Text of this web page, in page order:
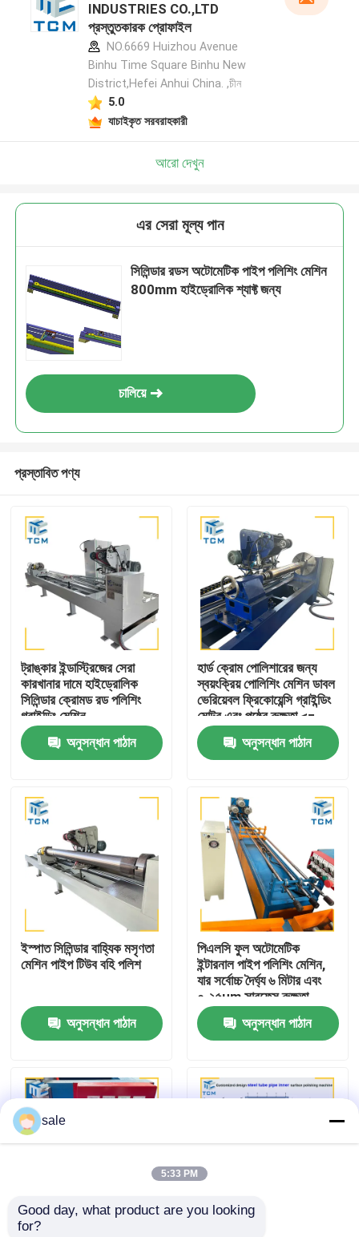
পণ্য
আমাদের সম্বন্ধে
গুণমান নিয়ন্ত্রণ
আমাদের সাথে যোগাযোগ করুন
খবর
মামলা
ট্যাংক পোলিশিং মেশিন
INDUSTRIES CO.,LTD
প্রস্তুতকারক প্রোফাইল
NO.6669 Huizhou Avenue
Binhu Time Square Binhu New
District,Hefei Anhui China. ,চীন
5.0
যাচাইকৃত সরবরাহকারী
আরো দেখুন
এর সেরা মূল্য পান
সিলিন্ডার রডস অটোমেটিক পাইপ পলিশিং মেশিন
800mm হাইড্রোলিক শ্যাফ্ট জন্য
চালিয়ে
প্রস্তাবিত পণ্য
ট্রাঙ্কার ইন্ডাস্ট্রিজের সেরা
কারখানার দামে হাইড্রোলিক
সিলিন্ডার ক্রোমড রড পলিশিং
গ্রাইন্ডিং মেশিন
অনুসন্ধান পাঠান
হার্ড ক্রোম পোলিশারের জন্য
স্বয়ংক্রিয় পোলিশিং মেশিন ডাবল
ভেরিয়েবল ফ্রিকোয়েন্সি গ্রাইন্ডিং
মোটর এবং পৃষ্ঠের রুক্ষতা <=
0.25μm সহ
অনুসন্ধান পাঠান
ইস্পাত সিলিন্ডার বাহ্যিক মসৃণতা
মেশিন পাইপ টিউব বহি পলিশ
অনুসন্ধান পাঠান
পিএলসি ফুল অটোমেটিক
ইন্টারনাল পাইপ পলিশিং মেশিন,
যার সর্বোচ্চ দৈর্ঘ্য ৬ মিটার এবং
০.২৫μm সারফেস রুক্ষতা
অনুসন্ধান পাঠান
অভ্যন্তরীণ স্বয়ংক্রিয় পাইপ
sale
5:33 PM
Good day, what product are you looking
for?